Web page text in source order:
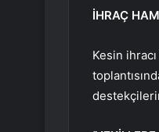
İHRAÇ
Kesin